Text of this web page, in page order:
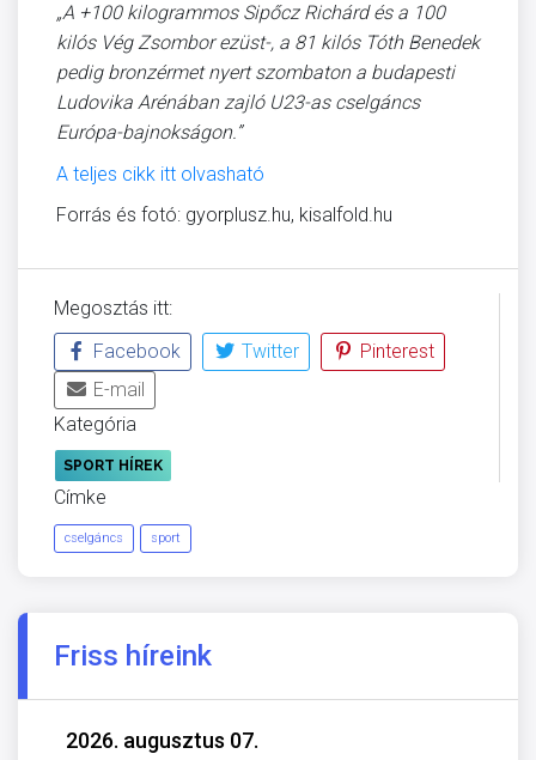
„A +100 kilogrammos Sipőcz Richárd és a 100
kilós Vég Zsombor ezüst-, a 81 kilós Tóth Benedek
pedig bronzérmet nyert szombaton a budapesti
Ludovika Arénában zajló U23-as cselgáncs
Európa-bajnokságon.”
A teljes cikk itt olvasható
Forrás és fotó: gyorplusz.hu, kisalfold.hu
Megosztás itt:
Facebook
Twitter
Pinterest
E-mail
Kategória
SPORT HÍREK
Címke
cselgáncs sport
Friss híreink
2026. augusztus 07.